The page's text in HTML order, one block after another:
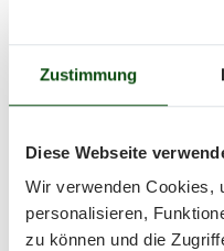
Zustimmung
Diese Webseite
Wir verwenden Cookies,
personalisieren,
zu können und die